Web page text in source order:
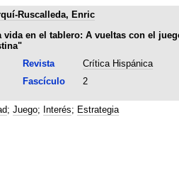
Ruscalleda, Enric
vida en el tablero: A vueltas con el
Revista
Crítica Hispánica
Fascículo 2
; Juego; Interés; Estrategia